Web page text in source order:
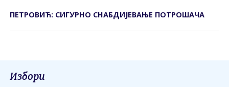
ПЕТРОВИЋ: СИГУРНО СНАБДИЈЕВАЊЕ ПОТРОШАЧА
Избори